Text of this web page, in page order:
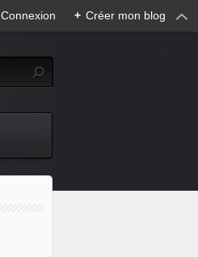
Connexion + Créer mon blog